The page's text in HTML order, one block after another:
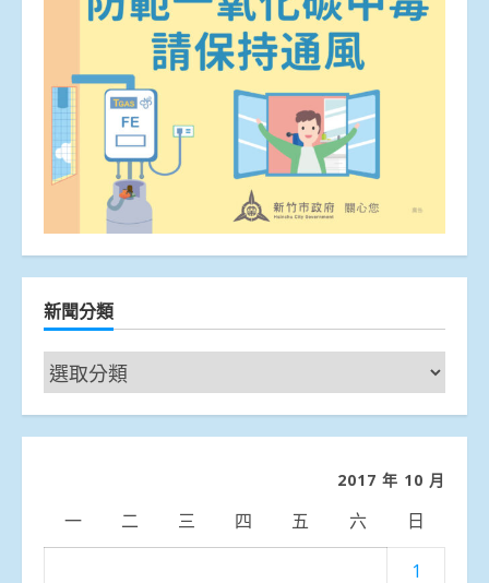
新聞分類
新
聞
分
2017 年 10 月
一 二 三 四 五 六 日
1